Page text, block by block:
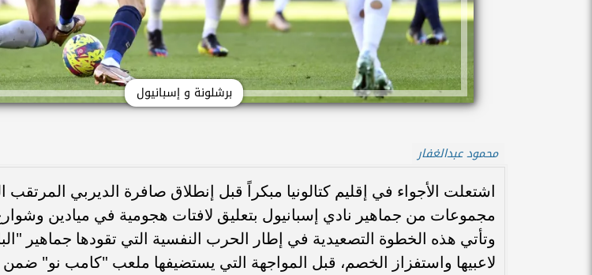
برشلونة و إسبانيول
محمود عبدالغفار
اشتعلت الأجواء في إقليم كتالونيا مبكراً قبل إنطلاق صافرة الديربي المرتقب
مجموعات من جماهير نادي إسبانيول بتعليق لافتات هجومية في ميادين
وتأتي هذه الخطوة التصعيدية في إطار الحرب النفسية التي تقودها جماهير